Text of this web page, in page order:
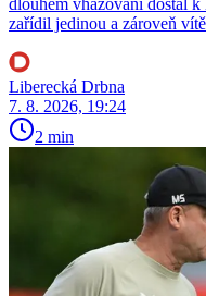
dlouhém vhazování dostal
zařídil jedinou a zároveň
Liberecká Drbna
7. 8. 2026, 19:24
2 min